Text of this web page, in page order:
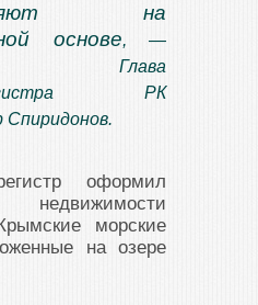
на
основе, —
Глава
РК
Спиридонов.
оформил
морские
на озере